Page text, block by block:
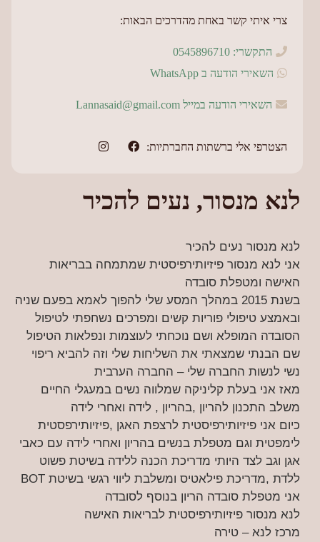
צרי איתי קשר באחת מהדרכים הבאות:
התקשרי: 0545896710
השאירי הודעה ב WhatsApp
השאירי הודעה במייל Lannasaid@gmail.com
הצטרפי אלי ברשתות החברתיות:
לנא מנסור, נעים להכיר
לנא מנסור נעים להכיר
אני לנא מנסור פיזיותירפיסטית שמתמחה בבריאות
האישה ומטפלת סובדה
בשנת 2015 במהלך המסע שלי להפוך לאמא בפעם שניה
ובאמצע טיפולי פוריות קשים ומפרכים נשחפתי לטיפול
הסובדה המופלא ושם נוכחתי לעוצמות ונפלאות הטיפול
שם הבנתי שמצאתי את השליחות שלי וזה להביא ריפוי
נשי לנשות החברה שלי – החברה הערבית
מאז אני בעלת קליניקה שמלווה נשים במעגלי החיים
משלב התכנון להריון ,בהריון , לידה ואחרי לידה
כיום אני פיזיותירפיסטית לרצפת האגן ,פיזיותירפסטית
לימפטית וגם מטפלת בנשים בהריון ואחרי לידה עם כאבי
אגן וגב לצד היותי מדריכת הכנה ללידה בשיטת פשוט
ללדת ,מדריכת פילאטיס ומשלבת ליווי רגשי בשיטת BOT
אני מטפלת סובדה הריון בנוסף לסובדה
לנא מנסור פיזיותירפיסטית לבריאות האישה
מרכז לנא – טירה